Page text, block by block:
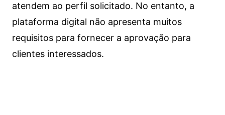
atendem ao perfil solicitado. No entanto, a
plataforma digital não apresenta muitos
requisitos para fornecer a aprovação para
clientes interessados.